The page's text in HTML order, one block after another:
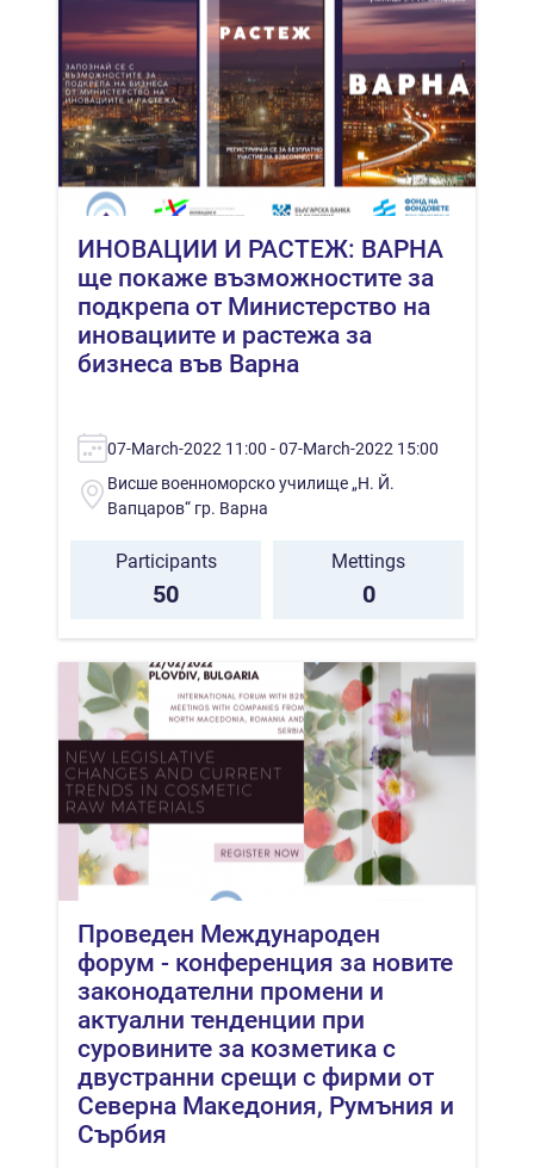
ИНОВАЦИИ И РАСТЕЖ: ВАРНА
ще покаже възможностите за
подкрепа от Министерство на
иновациите и растежа за
бизнеса във Варна
07-March-2022 11:00 - 07-March-2022 15:00
Висше военноморско училище „Н. Й.
Вапцаров“ гр. Варна
Participants
50
Mettings
0
Проведен Международен
форум - конференция за новите
законодателни промени и
актуални тенденции при
суровините за козметика с
двустранни срещи с фирми от
Северна Македония, Румъния и
Сърбия